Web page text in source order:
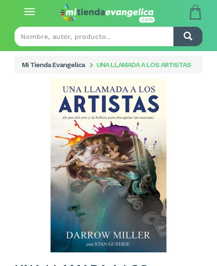
Toggle
Mi Tienda Evangelica UNA LLAMADA A LOS ARTISTAS